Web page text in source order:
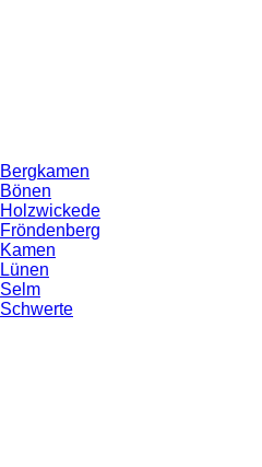
Bergkamen
Bönen
Holzwickede
Fröndenberg
Kamen
Lünen
Selm
Schwerte